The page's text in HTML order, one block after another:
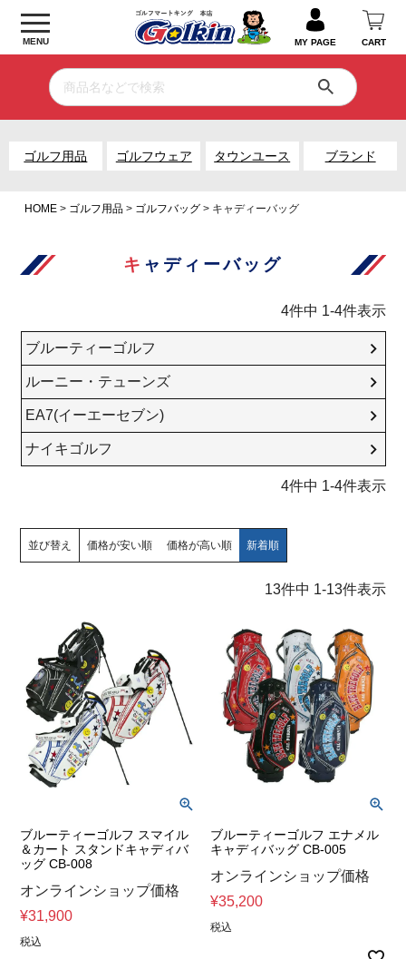
MENU MY PAGE CART
ゴルフ用品 ゴルフウェア タウンユース ブランド
HOME ゴルフ用品 ゴルフバッグ キャディーバッグ
キャディーバッグ
4件中 1-4件表示
ブルーティーゴルフ
ルーニー・テューンズ
EA7(イーエーセブン)
ナイキゴルフ
4件中 1-4件表示
並び替え 価格が安い順 価格が高い順 新着順
13件中 1-13件表示
ブルーティーゴルフ スマイル
＆カート スタンドキャディバ
ッグ CB-008
オンラインショップ価格
¥31,900
税込
ブルーティーゴルフ エナメル
キャディバッグ CB-005
オンラインショップ価格
¥35,200
税込